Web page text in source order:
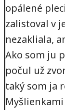
opálené
zalistoval v
nezakliala,
Ako som ju
počul už
taký som ja